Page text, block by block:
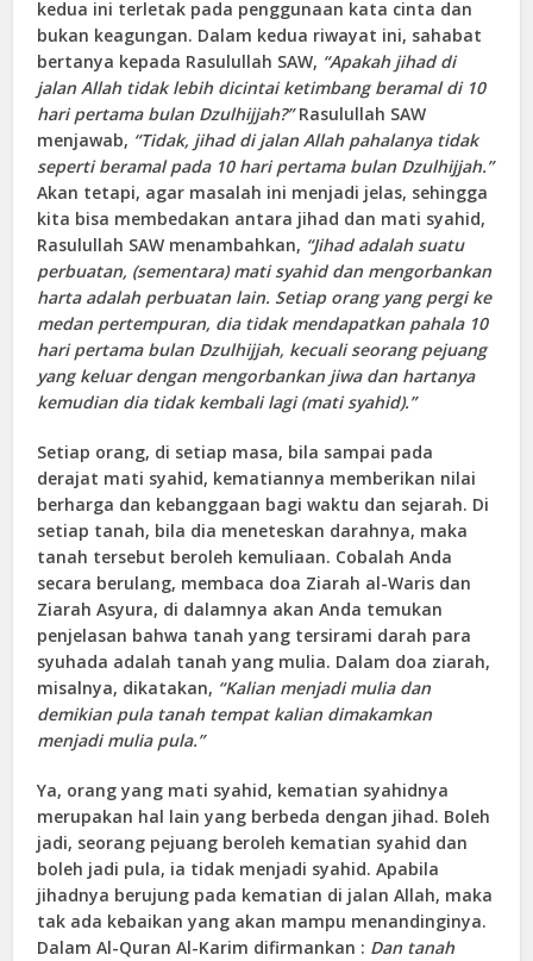
kedua ini terletak pada penggunaan kata cinta dan
bukan keagungan. Dalam kedua riwayat ini, sahabat
bertanya kepada Rasulullah SAW, “Apakah jihad di
jalan Allah tidak lebih dicintai ketimbang beramal di 10
hari pertama bulan Dzulhijjah?”Rasulullah SAW
menjawab, “Tidak, jihad di jalan Allah pahalanya tidak
seperti beramal pada 10 hari pertama bulan Dzulhijjah.”
Akan tetapi, agar masalah ini menjadi jelas, sehingga
kita bisa membedakan antara jihad dan mati syahid,
Rasulullah SAW menambahkan, “Jihad adalah suatu
perbuatan, (sementara) mati syahid dan mengorbankan
harta adalah perbuatan lain. Setiap orang yang pergi ke
medan pertempuran, dia tidak mendapatkan pahala 10
hari pertama bulan Dzulhijjah, kecuali seorang pejuang
yang keluar dengan mengorbankan jiwa dan hartanya
kemudian dia tidak kembali lagi (mati syahid).”
Setiap orang, di setiap masa, bila sampai pada
derajat mati syahid, kematiannya memberikan nilai
berharga dan kebanggaan bagi waktu dan sejarah. Di
setiap tanah, bila dia meneteskan darahnya, maka
tanah tersebut beroleh kemuliaan. Cobalah Anda
secara berulang, membaca doa Ziarah al-Waris dan
Ziarah Asyura, di dalamnya akan Anda temukan
penjelasan bahwa tanah yang tersirami darah para
syuhada adalah tanah yang mulia. Dalam doa ziarah,
misalnya, dikatakan, “Kalian menjadi mulia dan
demikian pula tanah tempat kalian dimakamkan
menjadi mulia pula.”
Ya, orang yang mati syahid, kematian syahidnya
merupakan hal lain yang berbeda dengan jihad. Boleh
jadi, seorang pejuang beroleh kematian syahid dan
boleh jadi pula, ia tidak menjadi syahid. Apabila
jihadnya berujung pada kematian di jalan Allah, maka
tak ada kebaikan yang akan mampu menandinginya.
Dalam Al-Quran Al-Karim difirmankan : Dan tanah